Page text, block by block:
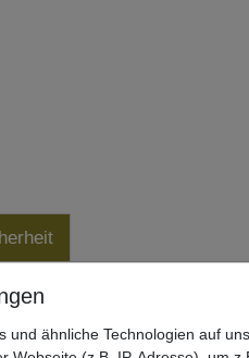
& Zander
und ähnliche Technologien auf